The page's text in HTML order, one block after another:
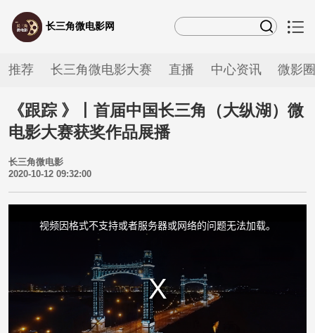
长三角微电影网
推荐 长三角微电影大赛 直播 中心资讯 微影
《跟踪 》丨首届中国长三角（大纵湖）微
电影大赛获奖作品展播
长三角微电影
2020-10-12 09:32:00
视频因格式不支持或者服务器或网络的问题无法加载。